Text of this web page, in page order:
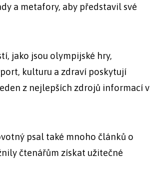
a metafory, aby představil své
jako jsou olympijské hry,
kulturu a zdraví poskytují
z nejlepších zdrojů informací v
psal také mnoho článků o
čtenářům získat užitečné